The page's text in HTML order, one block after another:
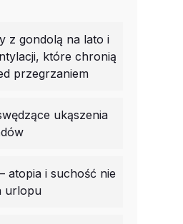
z gondolą na lato i
które chronią
przegrzaniem
ukąszenia
atopia i suchość nie
urlopu